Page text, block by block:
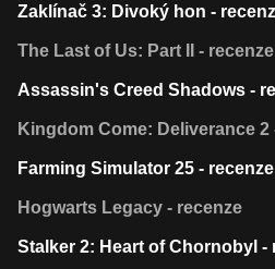
Zaklínač 3: Divoký hon -
The Last of Us: Part II - recenze
Assassin's Creed Shadows -
Kingdom Come: Deliverance 2
Farming Simulator 25 - recenze
Hogwarts Legacy - recenze
Stalker 2: Heart of Chornobyl -